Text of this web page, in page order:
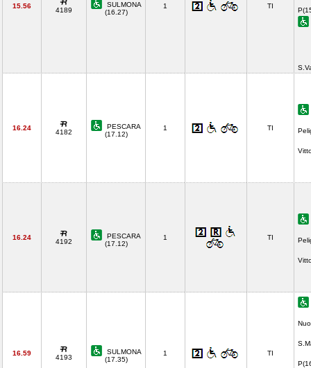
15.56
4189
SULMONA
(16.27)
1 TI
16.24
4182
PESCARA
(17.12)
1 TI
16.24
4192
PESCARA
(17.12)
1 TI
16.59
4193
SULMONA
(17.35)
1 TI